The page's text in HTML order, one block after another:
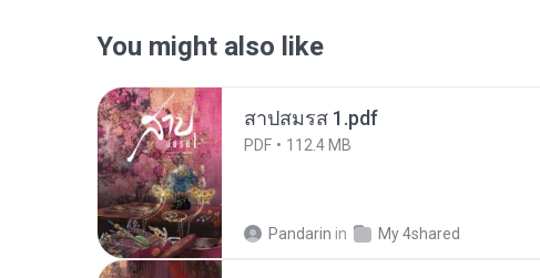
You might also like
สาปสมรส 1.pdf
PDF 112.4 MB
Pandarin in My 4shared